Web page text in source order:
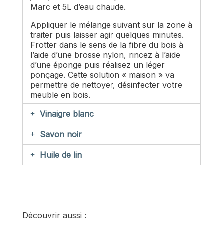
Marc et 5L d’eau chaude.
Appliquer le mélange suivant sur la zone à
traiter puis laisser agir quelques minutes.
Frotter dans le sens de la fibre du bois à
l’aide d’une brosse nylon, rincez à l’aide
d’une éponge puis réalisez un léger
ponçage. Cette solution « maison » va
permettre de nettoyer, désinfecter votre
meuble en bois.
Vinaigre blanc
Savon noir
Huile de lin
Découvrir aussi :